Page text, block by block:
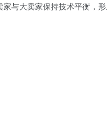
与大卖家保持技术平衡，